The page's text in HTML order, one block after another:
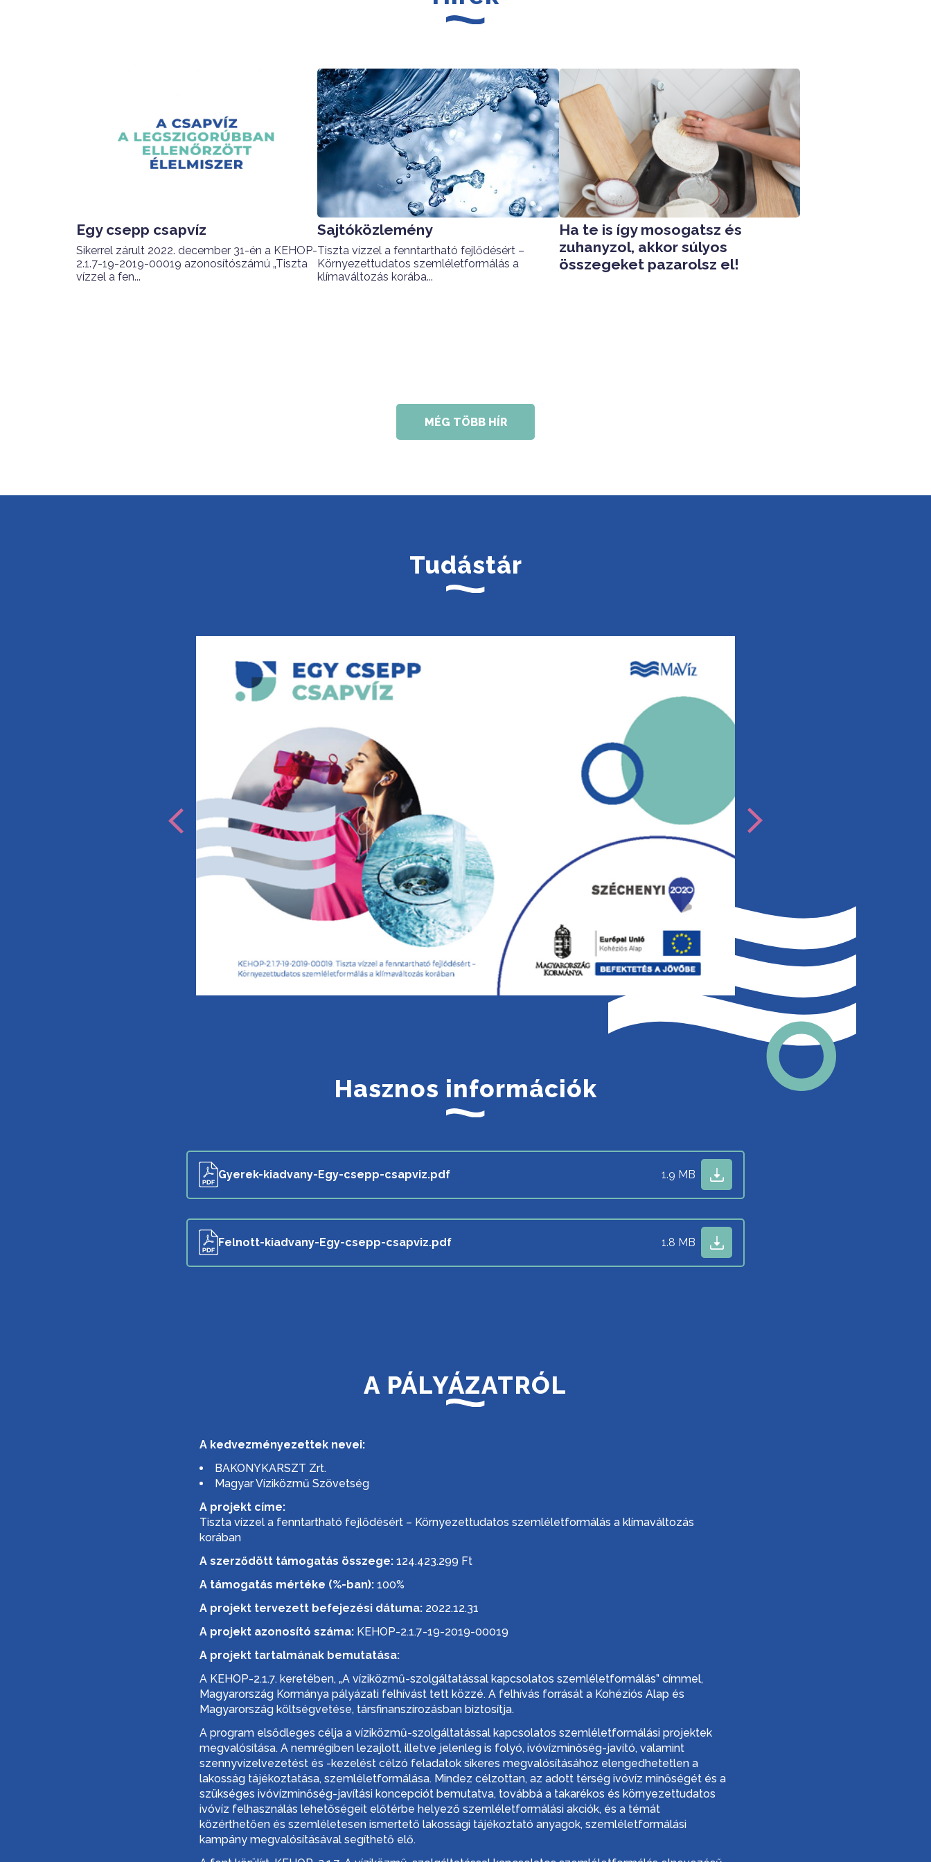
Egy csepp csapvíz
Sikerrel zárult 2022. december 31-én a KEHOP-
2.1.7-19-2019-00019 azonosítószámú „Tiszta
vízzel a fen...
Sajtóközlemény
Tiszta vízzel a fenntartható fejlődésért –
Környezettudatos szemléletformálás a
klímaváltozás korába...
Ha te is így mosogatsz és
zuhanyzol, akkor súlyos
összegeket pazarolsz el!
MÉG TÖBB HÍR
Tudástár
Hasznos információk
Gyerek-kiadvany-Egy-csepp-csapviz.pdf 1.9 MB
Felnott-kiadvany-Egy-csepp-csapviz.pdf 1.8 MB
A PÁLYÁZATRÓL
A kedvezményezettek nevei:
BAKONYKARSZT Zrt.
Magyar Víziközmű Szövetség
A projekt címe:
Tiszta vízzel a fenntartható fejlődésért – Környezettudatos szemléletformálás a klímaváltozás
korában
A szerződött támogatás összege: 124.423.299 Ft
A támogatás mértéke (%-ban): 100%
A projekt tervezett befejezési dátuma: 2022.12.31
A projekt azonosító száma: KEHOP-2.1.7-19-2019-00019
A projekt tartalmának bemutatása:
A KEHOP-2.1.7. keretében, „A víziközmű-szolgáltatással kapcsolatos szemléletformálás” címmel,
Magyarország Kormánya pályázati felhívást tett közzé. A felhívás forrását a Kohéziós Alap és
Magyarország költségvetése, társfinanszírozásban biztosítja.
A program elsődleges célja a víziközmű-szolgáltatással kapcsolatos szemléletformálási projektek
megvalósítása. A nemrégiben lezajlott, illetve jelenleg is folyó, ivóvízminőség-javító, valamint
szennyvízelvezetést és -kezelést célzó feladatok sikeres megvalósításához elengedhetetlen a
lakosság tájékoztatása, szemléletformálása. Mindez célzottan, az adott térség ivóvíz minőségét és a
szükséges ivóvízminőség-javítási koncepciót bemutatva, továbbá a takarékos és környezettudatos
ivóvíz felhasználás lehetőségeit előtérbe helyező szemléletformálási akciók, és a témát
közérthetően és szemléletesen ismertető lakossági tájékoztató anyagok, szemléletformálási
kampány megvalósításával segíthető elő.